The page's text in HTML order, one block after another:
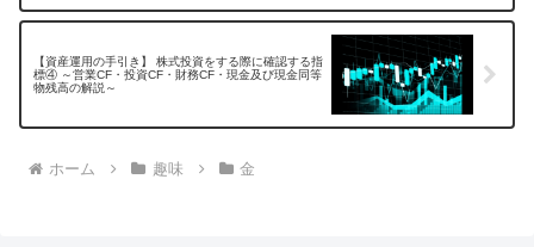
【資産運用の手引き】 株式投資をする際に確認する指
標④ ～営業CF・投資CF・財務CF・現金及び現金同等
物残高の解説～
ホーム 趣味 金